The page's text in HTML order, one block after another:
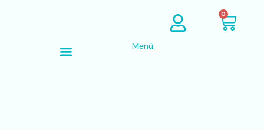
0
Cart
Menú